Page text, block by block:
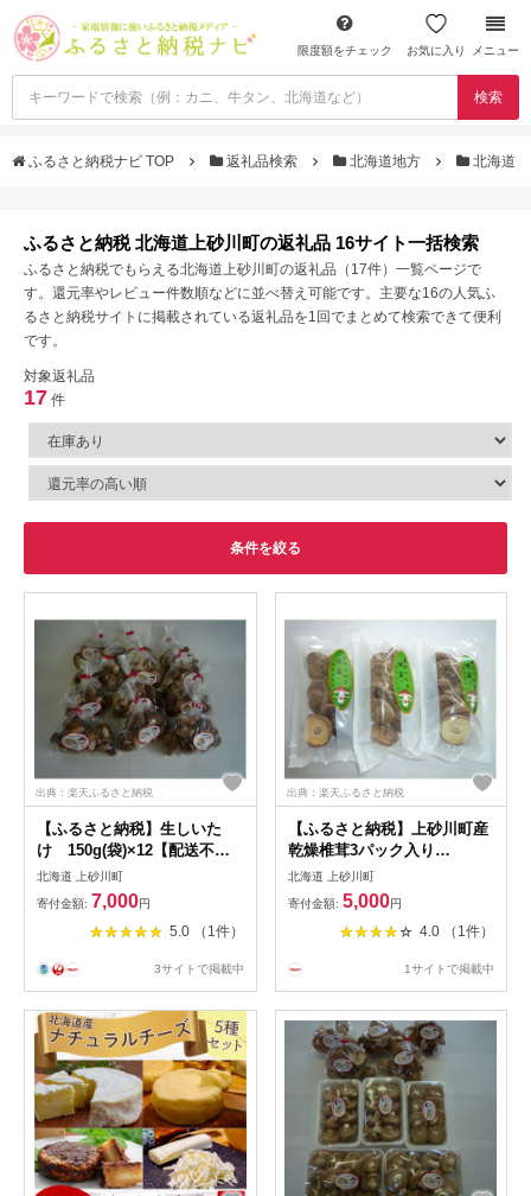
限度額をチェック お気に入り メニュー
検索
ふるさと納税ナビ TOP 返礼品検索 北海道地方 北海道
ふるさと納税 北海道上砂川町の返礼品 16サイト一括検索
ふるさと納税でもらえる北海道上砂川町の返礼品（17件）一覧ページで
す。還元率やレビュー件数順などに並べ替え可能です。主要な16の人気ふ
るさと納税サイトに掲載されている返礼品を1回でまとめて検索できて便利
です。
対象返礼品
17 件
条件を絞る
出典：楽天ふるさと納税
【ふるさと納税】生しいた
け 150g(袋)×12【配送不可
地域：離島】【1273913】
北海道 上砂川町
寄付金額: 7,000円
5.0 （1件）
3サイトで掲載中
出典：楽天ふるさと納税
【ふるさと納税】上砂川町産
乾燥椎茸3パック入り
【1372153】
北海道 上砂川町
寄付金額: 5,000円
4.0 （1件）
1サイトで掲載中